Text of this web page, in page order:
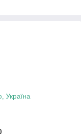
Україна